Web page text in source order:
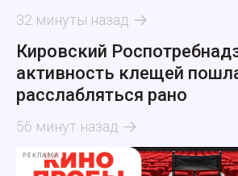
32 минуты назад
Кировский
активность клещей
расслабляться рано
56 минут назад
РЕКЛАМА